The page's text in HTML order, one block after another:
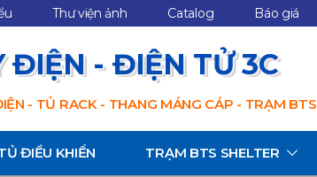
Thư viện ảnh Catalog Báo giá
ĐIỆN - ĐIỆN TỬ 3C
- TỦ RACK - THANG MÁNG CÁP - TRẠM BTS
ĐIỀU KHIỂN TRẠM BTS SHELTER